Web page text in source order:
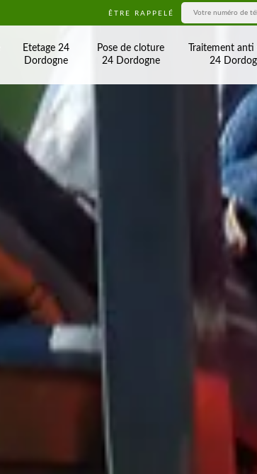
ÊTRE RAPPELÉ
Etetage 24
Dordogne
Pose de cloture
24 Dordogne
Traitement
24